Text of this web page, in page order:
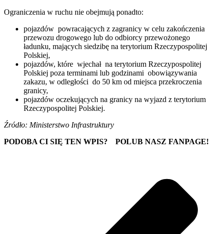
Ograniczenia w ruchu nie obejmują ponadto:
pojazdów powracających z zagranicy w celu zakończenia
przewozu drogowego lub do odbiorcy przewożonego
ładunku, mających siedzibę na terytorium Rzeczypospolitej
Polskiej,
pojazdów, które wjechał na terytorium Rzeczypospolitej
Polskiej poza terminami lub godzinami obowiązywania
zakazu, w odległości do 50 km od miejsca przekroczenia
granicy,
pojazdów oczekujących na granicy na wyjazd z terytorium
Rzeczypospolitej Polskiej.
Źródło: Ministerstwo Infrastruktury
PODOBA CI SIĘ TEN WPIS?
POLUB NASZ FANPAGE!